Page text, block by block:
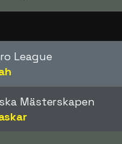
League
Mästerskapen